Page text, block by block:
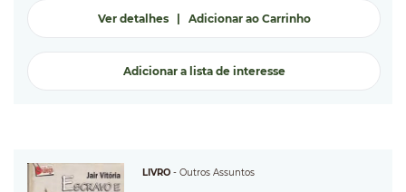
Ver detalhes| Adicionar ao Carrinho
Adicionar a lista de interesse
LIVRO - Outros Assuntos